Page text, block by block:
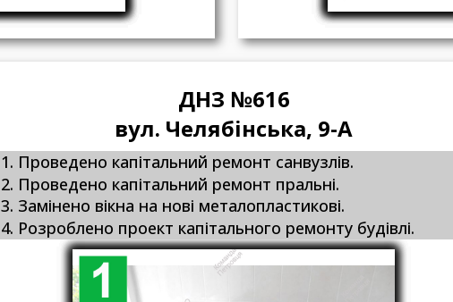
2. Проведено капітальний ремонт пральні.
ДНЗ №616
вул. Челябінська, 9-А
1. Проведено капітальний ремонт санвузлів.
3. Замінено вікна на нові металопластикові.
4. Розроблено проект капітального ремонту будівлі.